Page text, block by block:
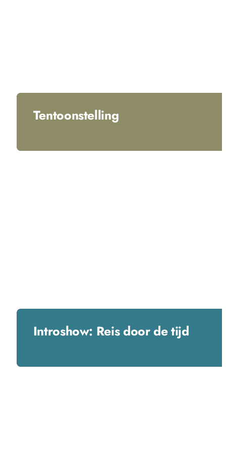
Tentoonstelling
Introshow: Reis door de tijd